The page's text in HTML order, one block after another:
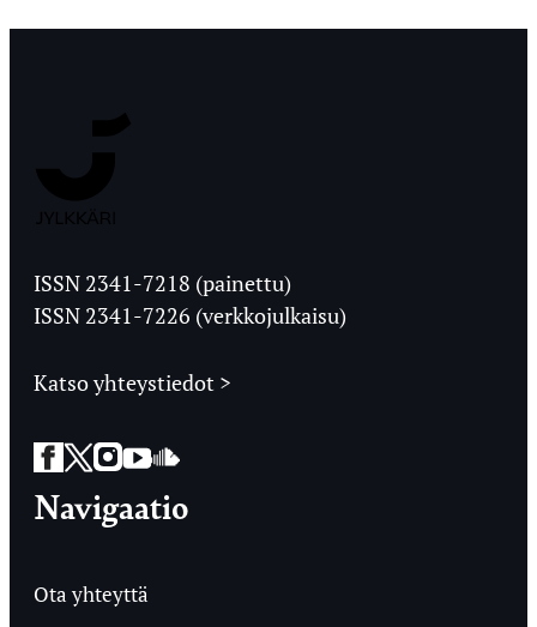
Ylioppilaslehti
ISSN 2341-7218 (painettu)
ISSN 2341-7226 (verkkojulkaisu)
Katso yhteystiedot >
Facebook
Twitter
Instagram
YouTube
SoundCloud
Navigaatio
Ota yhteyttä